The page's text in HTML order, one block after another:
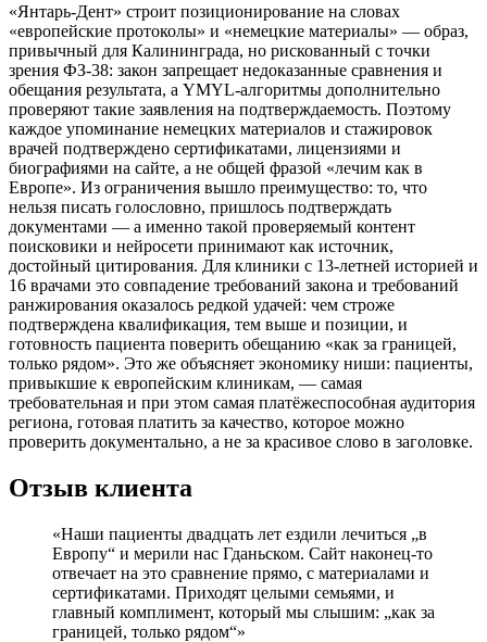
«Янтарь-Дент» строит позиционирование на словах
«европейские протоколы» и «немецкие материалы» — образ,
привычный для Калининграда, но рискованный с точки
зрения ФЗ-38: закон запрещает недоказанные сравнения и
обещания результата, а YMYL-алгоритмы дополнительно
проверяют такие заявления на подтверждаемость. Поэтому
каждое упоминание немецких материалов и стажировок
врачей подтверждено сертификатами, лицензиями и
биографиями на сайте, а не общей фразой «лечим как в
Европе». Из ограничения вышло преимущество: то, что
нельзя писать голословно, пришлось подтверждать
документами — а именно такой проверяемый контент
поисковики и нейросети принимают как источник,
достойный цитирования. Для клиники с 13-летней историей и
16 врачами это совпадение требований закона и требований
ранжирования оказалось редкой удачей: чем строже
подтверждена квалификация, тем выше и позиции, и
готовность пациента поверить обещанию «как за границей,
только рядом». Это же объясняет экономику ниши: пациенты,
привыкшие к европейским клиникам, — самая
требовательная и при этом самая платёжеспособная аудитория
региона, готовая платить за качество, которое можно
проверить документально, а не за красивое слово в заголовке.
Отзыв клиента
«Наши пациенты двадцать лет ездили лечиться „в
Европу“ и мерили нас Гданьском. Сайт наконец-то
отвечает на это сравнение прямо, с материалами и
сертификатами. Приходят целыми семьями, и
главный комплимент, который мы слышим: „как за
границей, только рядом“»